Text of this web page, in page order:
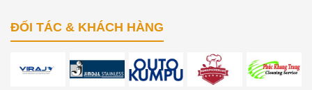
ĐỐI TÁC & KHÁCH HÀNG